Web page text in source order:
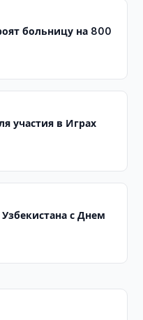
больницу на 800
участия в Играх
с Днем